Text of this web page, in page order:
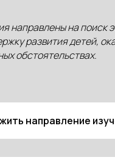
направлены на поиск
развития детей,
обстоятельствах.
направление